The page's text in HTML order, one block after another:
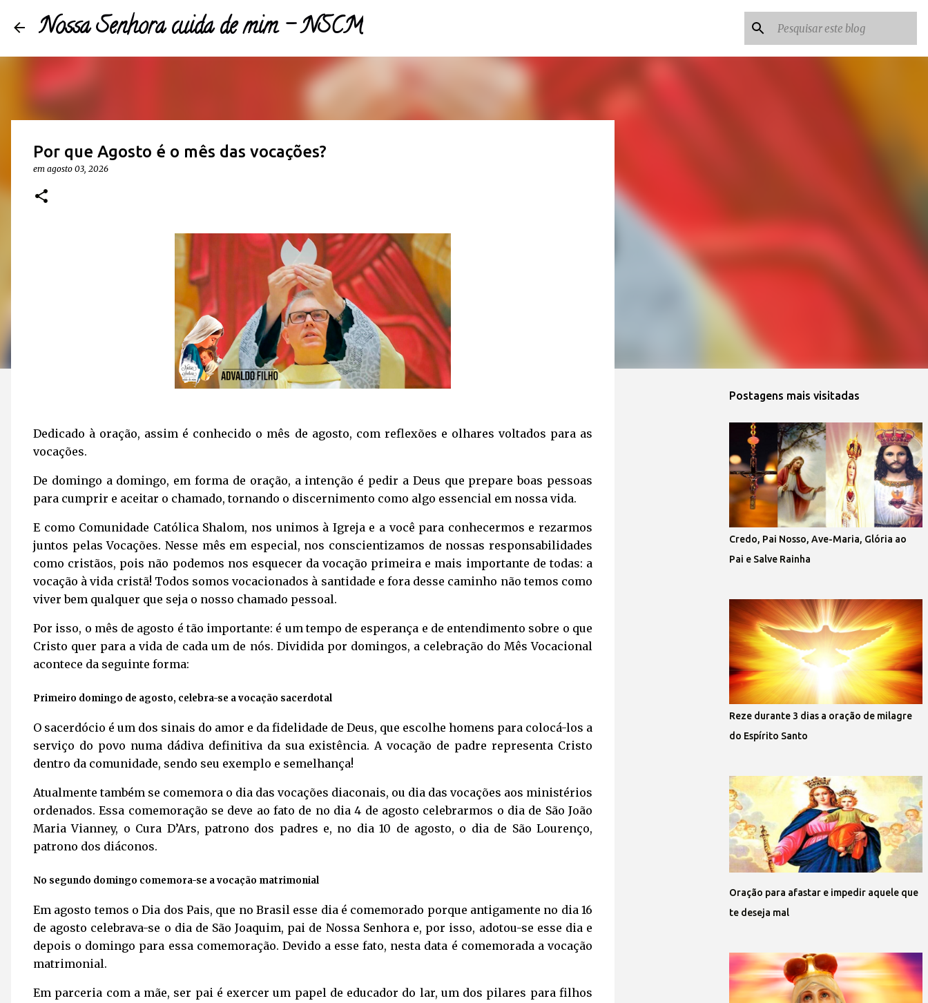
Nossa Senhora cuida de mim - NSCM
Por que Agosto é o mês das vocações?
em agosto 03, 2026
Dedicado à oração, assim é conhecido o mês de agosto, com reflexões e olhares voltados para as
vocações.
De domingo a domingo, em forma de oração, a intenção é pedir a Deus que prepare boas pessoas
para cumprir e aceitar o chamado, tornando o discernimento como algo essencial em nossa vida.
E como Comunidade Católica Shalom, nos unimos à Igreja e a você para conhecermos e rezarmos
juntos pelas Vocações. Nesse mês em especial, nos conscientizamos de nossas responsabilidades
como cristãos, pois não podemos nos esquecer da vocação primeira e mais importante de todas: a
vocação à vida cristã! Todos somos vocacionados à santidade e fora desse caminho não temos como
viver bem qualquer que seja o nosso chamado pessoal.
Por isso, o mês de agosto é tão importante: é um tempo de esperança e de entendimento sobre o que
Cristo quer para a vida de cada um de nós. Dividida por domingos, a celebração do Mês Vocacional
acontece da seguinte forma:
Primeiro domingo de agosto, celebra-se a vocação sacerdotal
O sacerdócio é um dos sinais do amor e da fidelidade de Deus, que escolhe homens para colocá-los a
serviço do povo numa dádiva definitiva da sua existência. A vocação de padre representa Cristo
dentro da comunidade, sendo seu exemplo e semelhança!
Atualmente também se comemora o dia das vocações diaconais, ou dia das vocações aos ministérios
ordenados. Essa comemoração se deve ao fato de no dia 4 de agosto celebrarmos o dia de São João
Maria Vianney, o Cura D’Ars, patrono dos padres e, no dia 10 de agosto, o dia de São Lourenço,
patrono dos diáconos.
No segundo domingo comemora-se a vocação matrimonial
Em agosto temos o Dia dos Pais, que no Brasil esse dia é comemorado porque antigamente no dia 16
de agosto celebrava-se o dia de São Joaquim, pai de Nossa Senhora e, por isso, adotou-se esse dia e
depois o domingo para essa comemoração. Devido a esse fato, nesta data é comemorada a vocação
matrimonial.
Em parceria com a mãe, ser pai é exercer um papel de educador do lar, um dos pilares para filhos
Postagens mais visitadas
Credo, Pai Nosso, Ave-Maria, Glória ao
Pai e Salve Rainha
Reze durante 3 dias a oração de milagre
do Espírito Santo
Oração para afastar e impedir aquele que
te deseja mal